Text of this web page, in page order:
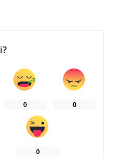
0 0
0